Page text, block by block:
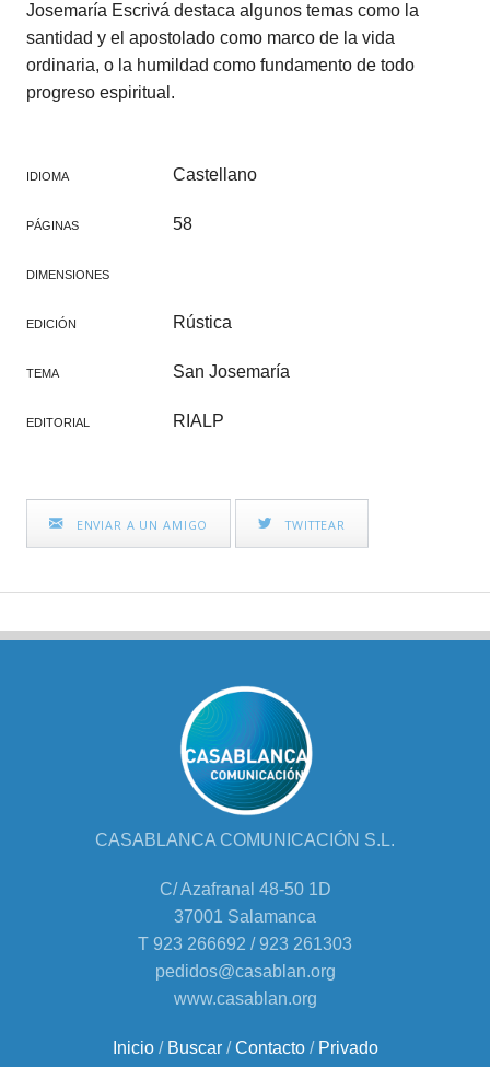
Josemaría Escrivá destaca algunos temas como la
santidad y el apostolado como marco de la vida
ordinaria, o la humildad como fundamento de todo
progreso espiritual.
IDIOMA Castellano
PÁGINAS 58
DIMENSIONES
EDICIÓN Rústica
TEMA San Josemaría
EDITORIAL RIALP
ENVIAR A UN AMIGO TWITTEAR
CASABLANCA COMUNICACIÓN S.L.
C/ Azafranal 48-50 1D
37001 Salamanca
T 923 266692 / 923 261303
pedidos@casablan.org
www.casablan.org
Inicio/ Buscar/Contacto/ Privado